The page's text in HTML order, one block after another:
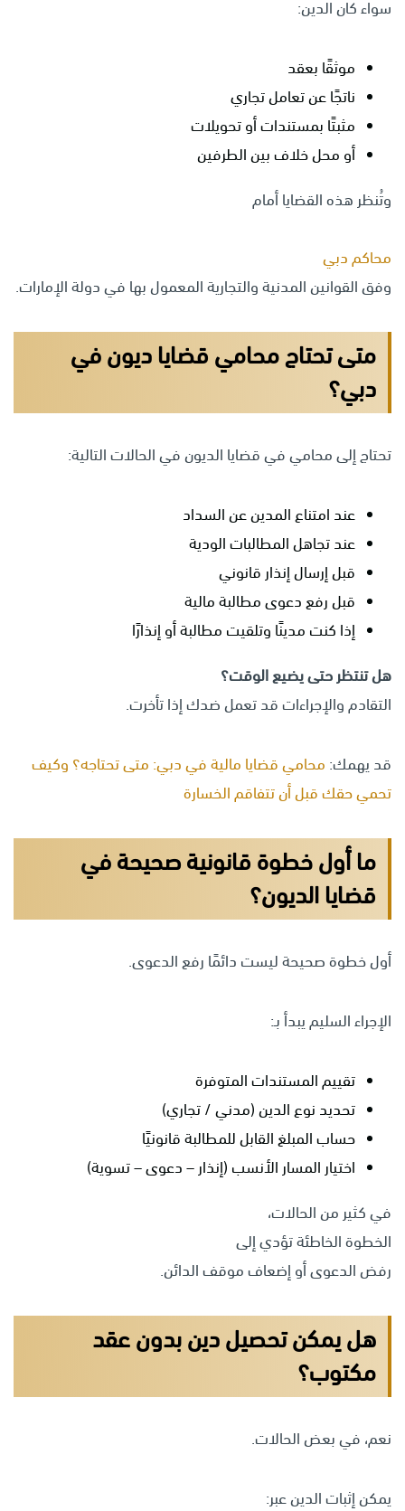
سواء كان الدين:
موثقًا بعقد
ناتجًا عن تعامل تجاري
مثبتًا بمستندات أو تحويلات
أو محل خلاف بين الطرفين
وتُنظر هذه القضايا أمام
محاكم دبي
وفق القوانين المدنية والتجارية المعمول بها في دولة الإمارات.
متى تحتاج محامي قضايا ديون في
دبي؟
تحتاج إلى محامي في قضايا الديون في الحالات التالية:
عند امتناع المدين عن السداد
عند تجاهل المطالبات الودية
قبل إرسال إنذار قانوني
قبل رفع دعوى مطالبة مالية
إذا كنت مدينًا وتلقيت مطالبة أو إنذارًا
هل تنتظر حتى يضيع الوقت؟
التقادم والإجراءات قد تعمل ضدك إذا تأخرت.
قد يهمك: محامي قضايا مالية في دبي: متى تحتاجه؟ وكيف
تحمي حقك قبل أن تتفاقم الخسارة
ما أول خطوة قانونية صحيحة في
قضايا الديون؟
أول خطوة صحيحة ليست دائمًا رفع الدعوى.
الإجراء السليم يبدأ بـ:
تقييم المستندات المتوفرة
تحديد نوع الدين (مدني / تجاري)
حساب المبلغ القابل للمطالبة قانونيًا
اختيار المسار الأنسب (إنذار – دعوى – تسوية)
في كثير من الحالات،
الخطوة الخاطئة تؤدي إلى
رفض الدعوى أو إضعاف موقف الدائن.
هل يمكن تحصيل دين بدون عقد
مكتوب؟
نعم، في بعض الحالات.
يمكن إثبات الدين عبر: